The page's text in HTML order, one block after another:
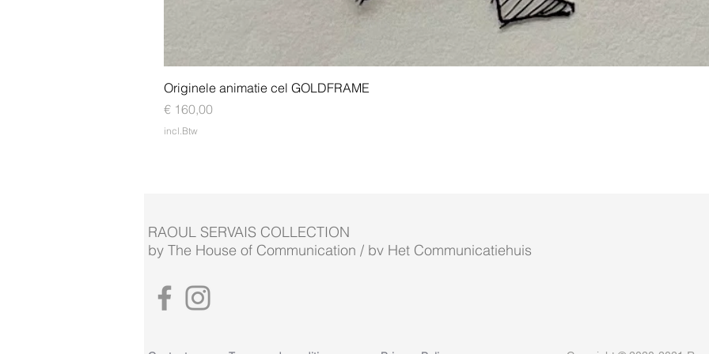
Originele animatie cel GOLDFRAME
Prijs
€ 160,00
incl.Btw
RAOUL SERVAIS COLLECTION
by The House of Communication / bv Het Communicatiehuis